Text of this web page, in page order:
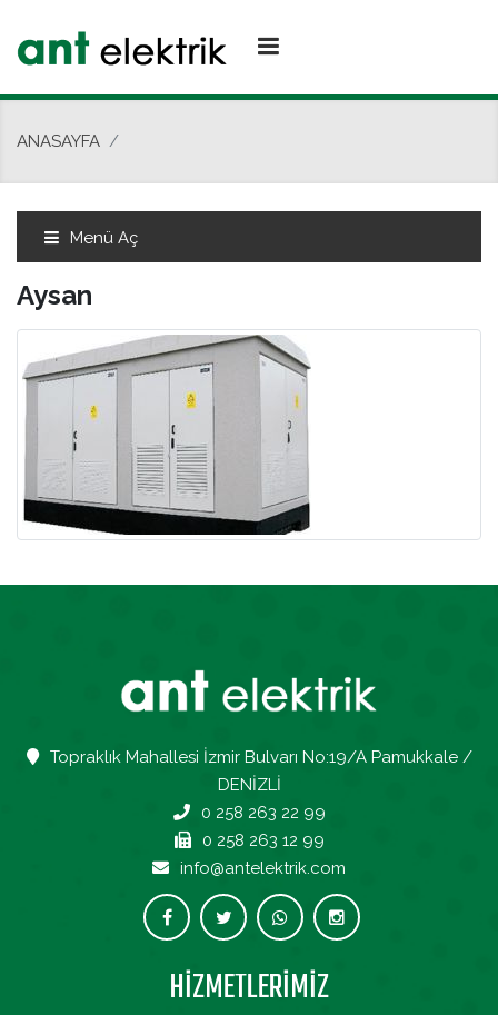
ANASAYFA
Menü Aç
Aysan
Topraklık Mahallesi İzmir Bulvarı No:19/A Pamukkale /
DENİZLİ
0 258 263 22 99
0 258 263 12 99
info@antelektrik.com
HİZMETLERİMİZ